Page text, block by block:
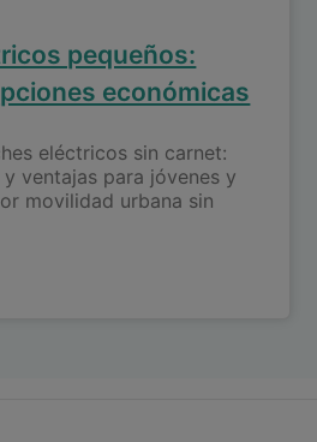
pequeños:
económicas
eléctricos sin carnet:
ventajas para jóvenes y
movilidad urbana sin